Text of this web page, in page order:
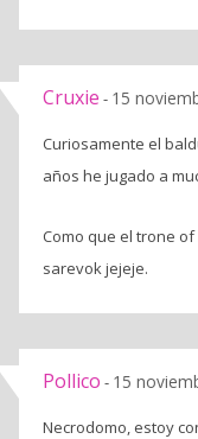
Cruxie - 15
Curiosamente el
años he jugado a
Como que el trone
sarevok jejeje.
Pollico - 15
Necrodomo, estoy